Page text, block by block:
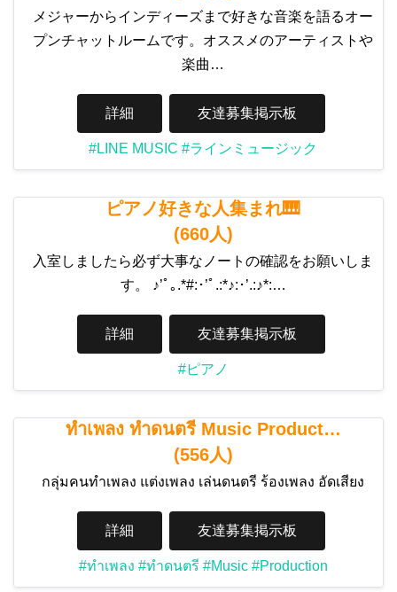
メジャーからインディーズまで好きな音楽を語るオー
プンチャットルームです。オススメのアーティストや
楽曲…
詳細 友達募集掲示板
#LINE MUSIC #ラインミュージック
ピアノ好きな人集まれ🎹
(660人)
入室しましたら必ず大事なノートの確認をお願いしま
す。 ♪’ﾟ｡.*#:･’ﾟ.:*♪:･’.:♪*:…
詳細 友達募集掲示板
#ピアノ
ทำเพลง ทำดนตรี Music Product…
(556人)
กลุ่มคนทำเพลง แต่งเพลง เล่นดนตรี ร้องเพลง อัดเสียง
詳細 友達募集掲示板
#ทำเพลง #ทำดนตรี #Music #Production